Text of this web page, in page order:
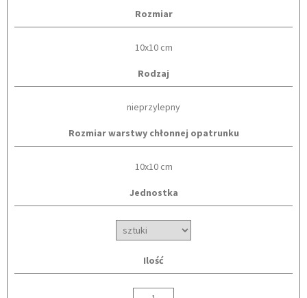
Rozmiar
10x10 cm
Rodzaj
nieprzylepny
Rozmiar warstwy chłonnej opatrunku
10x10 cm
Jednostka
Ilość